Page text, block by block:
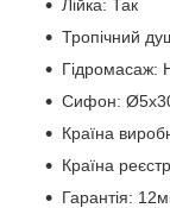
Лійка: Так
Тропічний
Гідромасаж:
Сифон:
Країна
Країна
Гарантія: